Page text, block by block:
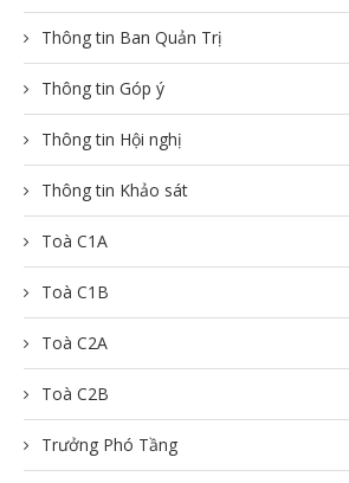
Thông tin Ban Quản Trị
Thông tin Góp ý
Thông tin Hội nghị
Thông tin Khảo sát
Toà C1A
Toà C1B
Toà C2A
Toà C2B
Trưởng Phó Tầng